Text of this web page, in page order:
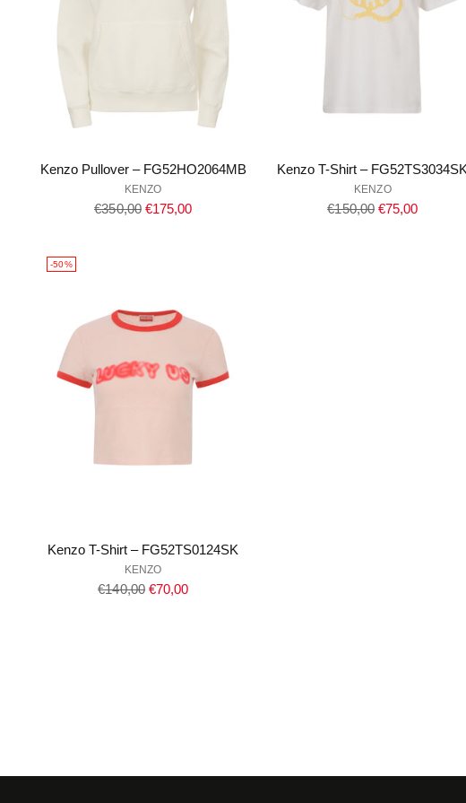
Kenzo Pullover – FG52HO2064MB
KENZO
Regulärer
€350,00 €175,00
Kenzo T-Shirt – FG52TS3034SK
KENZO
Regulärer
€150,00 €75,00
-50%
Kenzo T-Shirt – FG52TS0124SK
KENZO
Regulärer
€140,00 €70,00